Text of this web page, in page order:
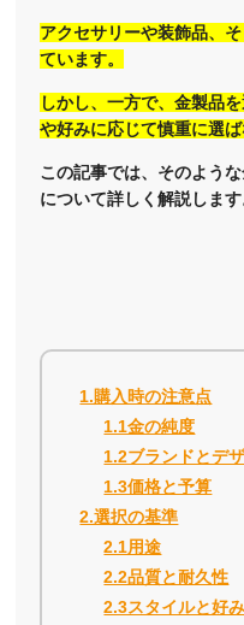
アクセサリーや装飾品、
ています。
しかし、一方で、金製品
や好みに応じて慎重に選ば
この記事では、そのよう
について詳しく解説します
1.購入時の注意点
1.1金の純度
1.2ブランドとデ
1.3価格と予算
2.選択の基準
2.1用途
2.2品質と耐久性
2.3スタイルと好み